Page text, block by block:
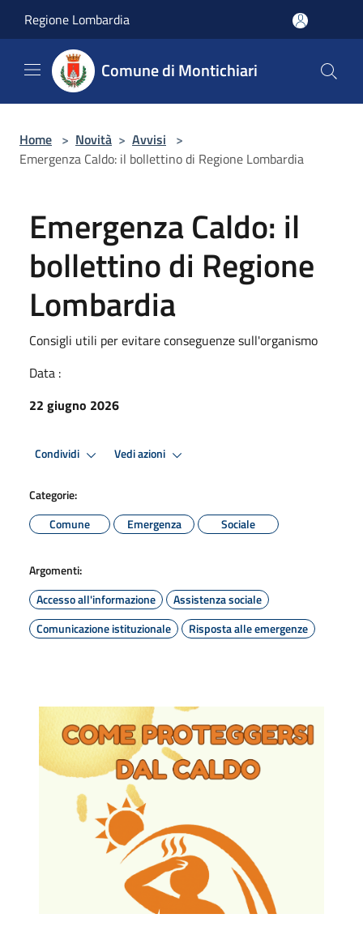
Regione Lombardia
Comune di Montichiari
Home > Novità > Avvisi >
Emergenza Caldo: il bollettino di Regione Lombardia
Emergenza Caldo: il
bollettino di Regione
Lombardia
Consigli utili per evitare conseguenze sull'organismo
Data :
22 giugno 2026
Condividi Vedi azioni
Categorie:
Comune
Emergenza Sociale
Argomenti:
Accesso all'informazione
Assistenza sociale
Comunicazione istituzionale
Risposta alle emergenze